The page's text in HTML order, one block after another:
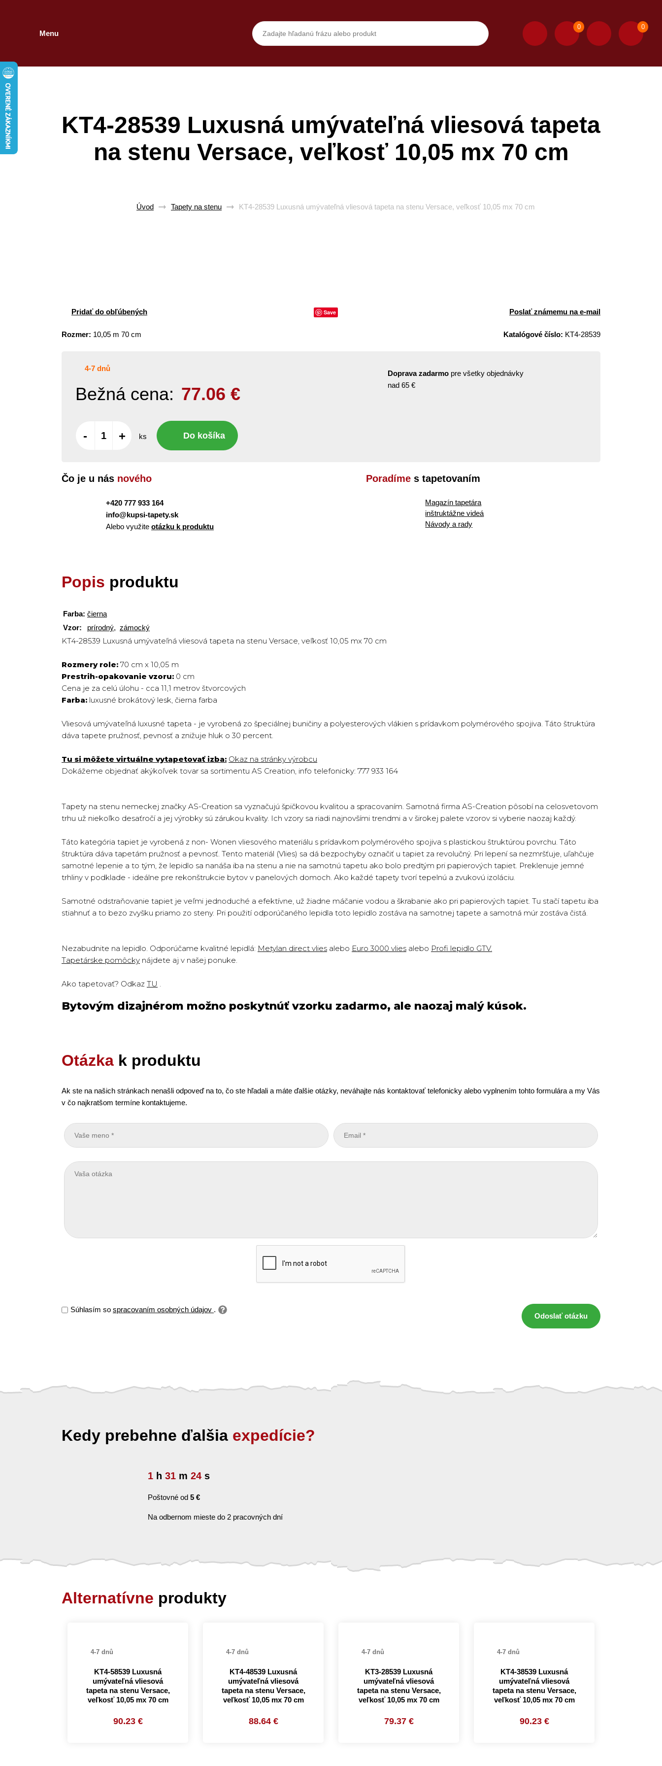
Menu
0 0
KT4-28539 Luxusná umývateľná vliesová tapeta
na stenu Versace, veľkosť 10,05 mx 70 cm
Úvod Tapety na stenu KT4-28539 Luxusná umývateľná vliesová tapeta na stenu Versace, veľkosť 10,05 mx 70 cm
Pridať do obľúbených Save Poslať známemu na e-mail
Rozmer: 10,05 m 70 cm Katalógové číslo: KT4-28539
4-7 dnů
Bežná cena: 77.06 €
- + ks Do košíka
Doprava zadarmo pre všetky objednávky
nad 65 €
Čo je u nás nového
+420 777 933 164
info@kupsi-tapety.sk
Alebo využite otázku k produktu
Poradíme s tapetovaním
Magazín tapetára
inštruktážne videá
Návody a rady
Popis produktu
Farba: čierna
Vzor:
prírodný, zámocký
KT4-28539 Luxusná umývateľná vliesová tapeta na stenu Versace, veľkosť 10,05 mx 70 cm
Rozmery role: 70 cm x 10,05 m
Prestrih-opakovanie vzoru: 0 cm
Cena je za celú úlohu - cca 11,1 metrov štvorcových
Farba: luxusné brokátový lesk, čierna farba
Vliesová umývateľná luxusné tapeta - je vyrobená zo špeciálnej buničiny a polyesterových vlákien s prídavkom polymérového spojiva. Táto štruktúra
dáva tapete pružnosť, pevnosť a znižuje hluk o 30 percent.
Tu si môžete virtuálne vytapetovať izba: Okaz na stránky výrobcu
Dokážeme objednať akýkoľvek tovar sa sortimentu AS Creation, info telefonicky: 777 933 164
Tapety na stenu nemeckej značky AS-Creation sa vyznačujú špičkovou kvalitou a spracovaním. Samotná firma AS-Creation pôsobí na celosvetovom
trhu už niekoľko desaťročí a jej výrobky sú zárukou kvality. Ich vzory sa riadi najnovšími trendmi a v širokej palete vzorov si vyberie naozaj každý.
Táto kategória tapiet je vyrobená z non- Wonen vliesového materiálu s prídavkom polymérového spojiva s plastickou štruktúrou povrchu. Táto
štruktúra dáva tapetám pružnosť a pevnosť. Tento materiál (Vlies) sa dá bezpochyby označiť u tapiet za revolučný. Pri lepení sa nezmršťuje, uľahčuje
samotné lepenie a to tým, že lepidlo sa nanáša iba na stenu a nie na samotnú tapetu ako bolo predtým pri papierových tapiet. Preklenuje jemné
trhliny v podklade - ideálne pre rekonštrukcie bytov v panelových domoch. Ako každé tapety tvorí tepelnú a zvukovú izoláciu.
Samotné odstraňovanie tapiet je veľmi jednoduché a efektívne, už žiadne máčanie vodou a škrabanie ako pri papierových tapiet. Tu stačí tapetu iba
stiahnuť a to bezo zvyšku priamo zo steny. Pri použití odporúčaného lepidla toto lepidlo zostáva na samotnej tapete a samotná múr zostáva čistá.
Nezabudnite na lepidlo. Odporúčame kvalitné lepidlá: Metylan direct vlies alebo Euro 3000 vlies alebo Profi lepidlo GTV.
Tapetárske pomôcky nájdete aj v našej ponuke.
Ako tapetovať? Odkaz TU .
Bytovým dizajnérom možno poskytnúť vzorku zadarmo, ale naozaj malý kúsok.
Otázka k produktu
Ak ste na našich stránkach nenašli odpoveď na to, čo ste hľadali a máte ďalšie otázky, neváhajte nás kontaktovať telefonicky alebo vyplnením tohto formulára a my Vás
v čo najkratšom termíne kontaktujeme.
Súhlasím so spracovaním osobných údajov .
Odoslať otázku
Kedy prebehne ďalšia expedície?
1 h 31 m 23 s
Poštovné od 5 €
Na odbernom mieste do 2 pracovných dní
Alternatívne produkty
4-7 dnů
KT4-58539 Luxusná
umývateľná vliesová
tapeta na stenu Versace,
veľkosť 10,05 mx 70 cm
90.23 €
4-7 dnů
KT4-48539 Luxusná
umývateľná vliesová
tapeta na stenu Versace,
veľkosť 10,05 mx 70 cm
88.64 €
4-7 dnů
KT3-28539 Luxusná
umývateľná vliesová
tapeta na stenu Versace,
veľkosť 10,05 mx 70 cm
79.37 €
4-7 dnů
KT4-38539 Luxusná
umývateľná vliesová
tapeta na stenu Versace,
veľkosť 10,05 mx 70 cm
90.23 €